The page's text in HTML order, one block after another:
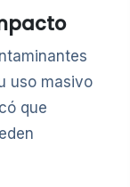
uso masivo
que